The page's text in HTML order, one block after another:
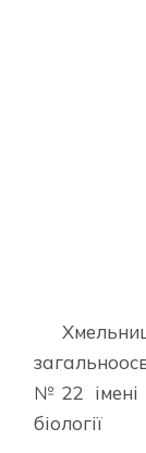
№22 імені
біології